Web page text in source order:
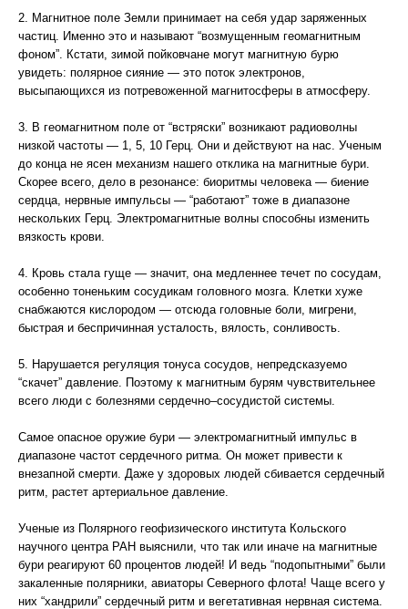
2. Магнитное поле Земли принимает на себя удар заряженных
частиц. Именно это и называют “возмущенным геомагнитным
фоном”. Кстати, зимой пойковчане могут магнитную бурю
увидеть: полярное сияние — это поток электронов,
высыпающихся из потревоженной магнитосферы в атмосферу.
3. В геомагнитном поле от “встряски” возникают радиоволны
низкой частоты — 1, 5, 10 Герц. Они и действуют на нас. Ученым
до конца не ясен механизм нашего отклика на магнитные бури.
Скорее всего, дело в резонансе: биоритмы человека — биение
сердца, нервные импульсы — “работают” тоже в диапазоне
нескольких Герц. Электромагнитные волны способны изменить
вязкость крови.
4. Кровь стала гуще — значит, она медленнее течет по сосудам,
особенно тоненьким сосудикам головного мозга. Клетки хуже
снабжаются кислородом — отсюда головные боли, мигрени,
быстрая и беспричинная усталость, вялость, сонливость.
5. Нарушается регуляция тонуса сосудов, непредсказуемо
“скачет” давление. Поэтому к магнитным бурям чувствительнее
всего люди с болезнями сердечно–сосудистой системы.
Самое опасное оружие бури — электромагнитный импульс в
диапазоне частот сердечного ритма. Он может привести к
внезапной смерти. Даже у здоровых людей сбивается сердечный
ритм, растет артериальное давление.
Ученые из Полярного геофизического института Кольского
научного центра РАН выяснили, что так или иначе на магнитные
бури реагируют 60 процентов людей! И ведь “подопытными” были
закаленные полярники, авиаторы Северного флота! Чаще всего у
них “хандрили” сердечный ритм и вегетативная нервная система.